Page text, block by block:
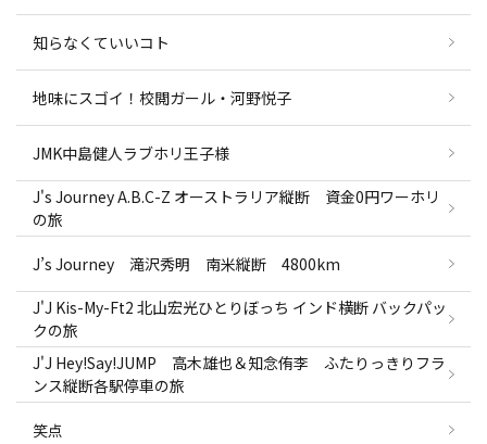
知らなくていいコト
地味にスゴイ！校閲ガール・河野悦子
JMK中島健人ラブホリ王子様
J's Journey A.B.C-Z オーストラリア縦断 資金0円ワーホリ
の旅
J’s Journey 滝沢秀明 南米縦断 4800km
J'J Kis-My-Ft2 北山宏光ひとりぼっち インド横断 バックパッ
クの旅
J'J Hey!Say!JUMP 高木雄也＆知念侑李 ふたりっきりフラ
ンス縦断各駅停車の旅
笑点